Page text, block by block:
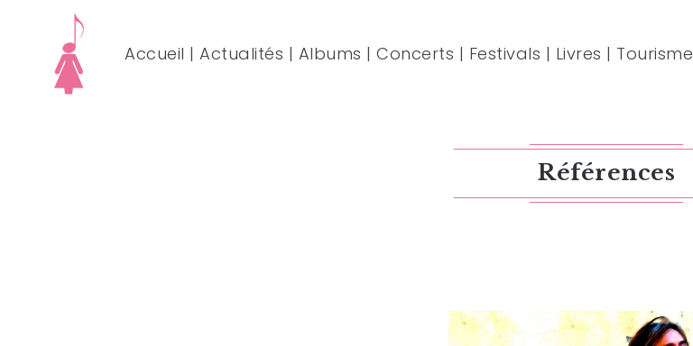
Accueil | Actualités | Albums | Concerts | Festivals | Livres | Tourisme
Références